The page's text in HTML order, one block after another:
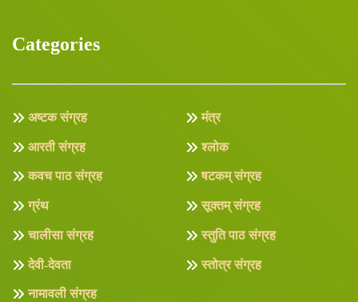
Categories
अष्टक संग्रह
आरती संग्रह
कवच पाठ संग्रह
ग्रंथ
चालीसा संग्रह
देवी-देवता
नामावली संग्रह
मंत्र
श्लोक
षटकम् संग्रह
सूक्तम् संग्रह
स्तुति पाठ संग्रह
स्तोत्र संग्रह